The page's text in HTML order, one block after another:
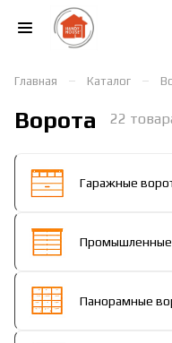
Главная – Каталог –
Ворота 22
Гаражные
Промышленные
Панорамные